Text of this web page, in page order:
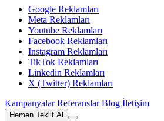
Google Reklamları
Meta Reklamları
Youtube Reklamları
Facebook Reklamları
Instagram Reklamları
TikTok Reklamları
Linkedin Reklamları
X (Twitter) Reklamları
KampanyalarReferanslarBlog İletişim
Hemen Teklif Al